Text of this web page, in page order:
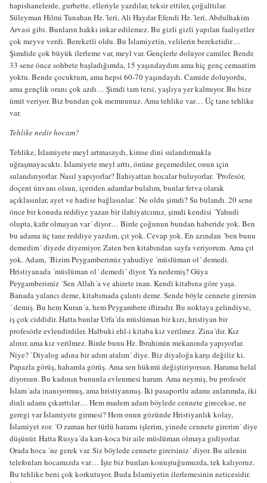
hapishanelerde, gurbette, elleriyle yazdılar, teksir ettiler, çoğalttılar.
Süleyman Hilmi Tunahan Hz.´leri, Ali Haydar Efendi Hz.´leri, Abdulhakim
Arvasi gibi. Bunların hakkı inkar edilemez. Bu gizli gizli yapılan faaliyetler
çok meyve verdi. Bereketli oldu. Bu İslamiyetin, velilerin bereketidir…
Şimdide çok büyük ilerleme var, meyl var. Gençlerle doluyor camiler. Bende
33 sene önce sohbete başladığımda, 15 yaşındaydım ama hiç genç cemaatim
yoktu. Bende çocuktum, ama hepsi 60-70 yaşındaydı. Camide doluyordu,
ama gençlik oranı çok azdı… Şimdi tam tersi, yaşlıya yer kalmıyor. Bu bize
ümit veriyor. Biz bundan çok memnunuz. Ama tehlike var… Üç tane tehlike
var.
Tehlike nedir hocam?
Tehlike, İslamiyete meyl artmasaydı, kimse dini sulandırmakla
uğraşmayacaktı. İslamiyete meyl arttı, önüne geçemediler, onun için
sulandırıyorlar. Nasıl yapıyorlar? İlahiyattan hocalar buluyorlar. ´Profesör,
doçent ünvanı olsun, içeriden adamlar bulalım, bunlar fetva olarak
açıklasınlar, ayet ve hadise bağlasınlar.´ Ne oldu şimdi? Su bulandı. 20 sene
önce bir konuda reddiye yazan bir ilahiyatcımız, şimdi kendisi ´Yahudi
olupta, kafir olmayan var´ diyor… Birde çoğunun bundan haberide yok. Ben
bu adama üç tane reddiye yazdım, çıt yok. Cevap yok. En azından ´ben bunu
demedim´ diyede diyemiyor. Zaten ben kitabından sayfa veriyorum. Ama çıt
yok. Adam, ´Bizim Peygamberimiz yahudiye ´müslüman ol´ demedi.
Hristiyanada ´müslüman ol´ demedi´ diyor. Ya nedemiş? Güya
Peygamberimiz ´Sen Allah´a ve ahirete inan. Kendi kitabına göre yaşa.
Banada yalancı deme, kitabımada çalıntı deme. Sende böyle cennete girersin
´ demiş. Bu hem Kuran´a, hem Peygambere iftiradır. Bu noktaya gelindiyse,
iş çok ciddidir. Hatta bunlar Urfa´da müslüman bir kızı, hristiyan bir
profesörle evlendirdiler. Halbuki ehl-i kitaba kız verilmez. Zina´dır. Kız
alınır, ama kız verilmez. Birde bunu Hz. İbrahimin mekanında yapıyorlar.
Niye? `Diyalog adına bir adım atalım´ diye. Biz diyaloğa karşı değiliz ki.
Papazla görüş, hahamla görüş. Ama sen hükmü değiştiriyorsun. Harama helal
diyorsun. Bu kadının bununla evlenmesi haram. Ama neymiş, bu profesör
İslam´ada inanıyormuş, ama hristiyanmış. İki pasaportlu adamı anlarımda, iki
dinli adamı çıkarttılar… Hem madem adam böylede cennete girecekse, ne
geregi var İslamiyete girmesi? Hem onun gözünde Hristiyanlık kolay,
İslamiyet zor. ´O zaman her türlü haramı işlerim, yinede cennete girerim´ diye
düşünür. Hatta Rusya´da karı-koca bir aile müslüman olmaya gidiyorlar.
Orada hoca ´ne gerek var. Siz böylede cennete girersiniz´ diyor. Bu ailenin
telefonları hocamızda var… İşte biz bunları konuştuğumuzda, tek kalıyoruz.
Bu tehlike beni çok korkutuyor. Buda İslamiyetin ilerlemesinin neticesidir.